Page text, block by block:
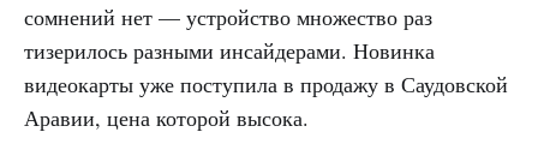
сомнений нет — устройство множество раз
тизерилось разными инсайдерами. Новинка
видеокарты уже поступила в продажу в Саудовской
Аравии, цена которой высока.